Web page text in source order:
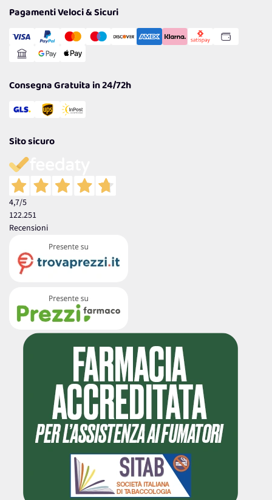
Cookie Policy
Gestisci Cookie
Reso Facile e Veloce
Pagamenti Veloci & Sicuri
Consegna Gratuita in 24/72h
Sito sicuro
4,7/5
122.251
Recensioni